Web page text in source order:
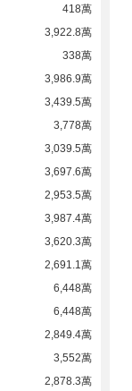
418萬
3,922.8萬
338萬
3,986.9萬
3,439.5萬
3,778萬
3,039.5萬
3,697.6萬
2,953.5萬
3,987.4萬
3,620.3萬
2,691.1萬
6,448萬
6,448萬
2,849.4萬
3,552萬
2,878.3萬